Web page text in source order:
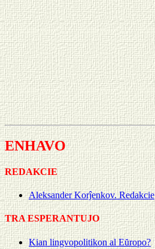
ENHAVO
REDAKCIE
Aleksander Korĵenkov. Redakcie
TRA ESPERANTUJO
Kian lingvopolitikon al Eŭropo?